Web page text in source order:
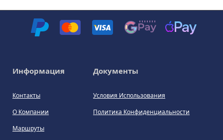
Информация
Контакты
О Компании
Маршруты
Документы
Условия Использования
Политика Конфиденциальности